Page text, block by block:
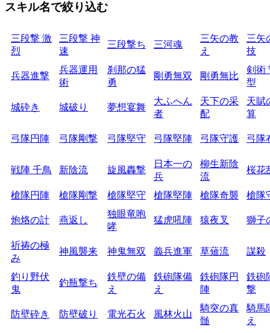
スキル名で絞り込む
三段撃 激
烈
三段撃 神
速
三段撃ち 三河魂
三矢の教
え
三矢
技
兵器進撃
兵器運用
術
刹那の猛
勇
剛勇無双 剛勇無比
剣術
型
城砕き 城破り 夢想宴舞
大ふへん
者
天下の采
配
天賦
算
弓隊円陣 弓隊剛撃 弓隊堅守 弓隊堅陣 弓隊守護 弓隊
戦陣 千鳥 新陰流 旋風轟撃
日本一の
兵
柳生新陰
流
桜花
槍隊円陣 槍隊剛撃 槍隊堅守 槍隊堅陣 槍隊奇襲 槍隊
炮烙の計 燕返し
独眼竜咆
哮
猛虎吼陣 猿夜叉 獅子
祈祷の極
み
神風襲来 神鬼無双 義兵進軍 草薙流 謀殺
釣り野伏
鬼
釣瓶撃ち
鉄壁の備
え
鉄砲隊備
え
鉄砲隊円
陣
鉄砲
撃
防壁砕き 防壁破り 電光石火 風林火山
騎突の真
髄
騎馬
え